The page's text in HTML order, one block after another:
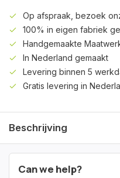
Op afspraak, bezoek
100% in eigen fabriek
Handgemaakte
In Nederland gemaakt
Levering binnen 5
Gratis levering in
Beschrijving
Can we help?